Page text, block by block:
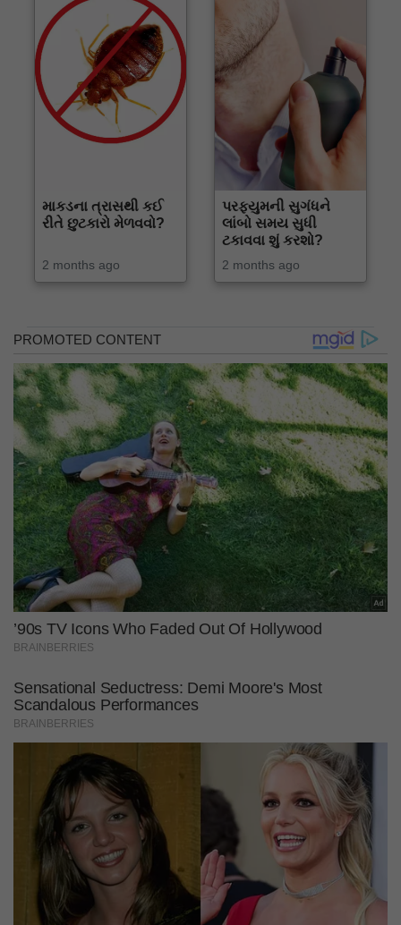
માકડના ત્રાસથી કઈ
રીતે છુટકારો મેળવવો?
2 months ago
પરફ્યુમની સુગંધને
લાંબો સમય સુધી
ટકાવવા શું કરશો?
2 months ago